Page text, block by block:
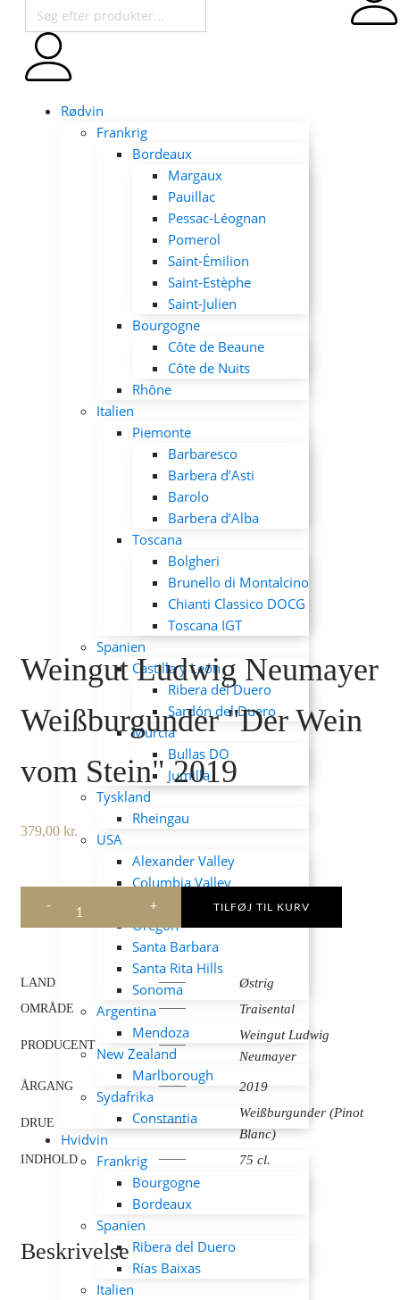
search
Rødvin
Frankrig
Bordeaux
Margaux
Pauillac
Pessac-Léognan
Pomerol
Saint-Émilion
Saint-Estèphe
Saint-Julien
Bourgogne
Côte de Beaune
Côte de Nuits
Rhône
Italien
Piemonte
Barbaresco
Barbera d’Asti
Barolo
Barbera d’Alba
Toscana
Bolgheri
Brunello di Montalcino
Chianti Classico DOCG
Toscana IGT
Spanien
Castilla y León
Ribera del Duero
Sardón del Duero
Murcia
Bullas DO
Jumilla
Tyskland
Rheingau
USA
Alexander Valley
Columbia Valley
Napa Valley
Oregon
Santa Barbara
Santa Rita Hills
Sonoma
Argentina
Mendoza
New Zealand
Marlborough
Sydafrika
Constantia
Hvidvin
Frankrig
Bourgogne
Bordeaux
Spanien
Ribera del Duero
Rías Baixas
Italien
Weingut Ludwig Neumayer
Weißburgunder "Der Wein
vom Stein" 2019
379,00 kr.
Wein
vom
TILFØJ TIL KURV
LAND Østrig
OMRÅDE Traisental
PRODUCENT
Weingut Ludwig
Neumayer
ÅRGANG 2019
DRUE
Weißburgunder (Pinot
Blanc)
INDHOLD 75 cl.
Beskrivelse